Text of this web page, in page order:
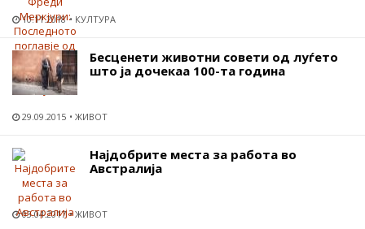
10.11.2018 КУЛТУРА
Бесценети животни совети од луѓето
што ја дочекаа 100-та година
29.09.2015 ЖИВОТ
Најдобрите места за работа во
Австралија
03.04.2017 ЖИВОТ